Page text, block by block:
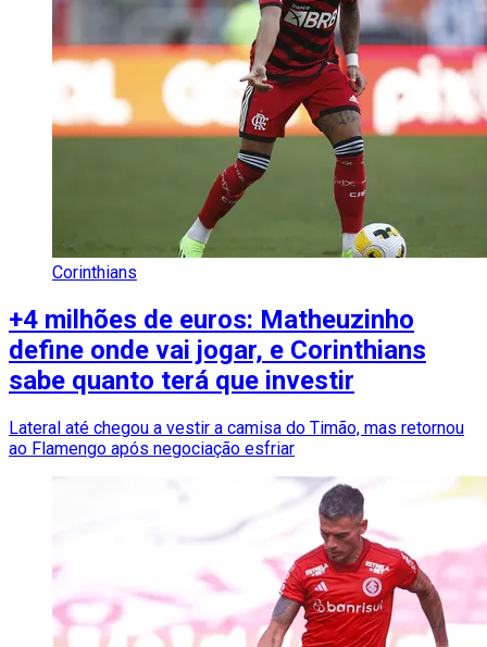
Corinthians
+4 milhões de euros: Matheuzinho
define onde vai jogar, e Corinthians
sabe quanto terá que investir
Lateral até chegou a vestir a camisa do Timão, mas retornou
ao Flamengo após negociação esfriar